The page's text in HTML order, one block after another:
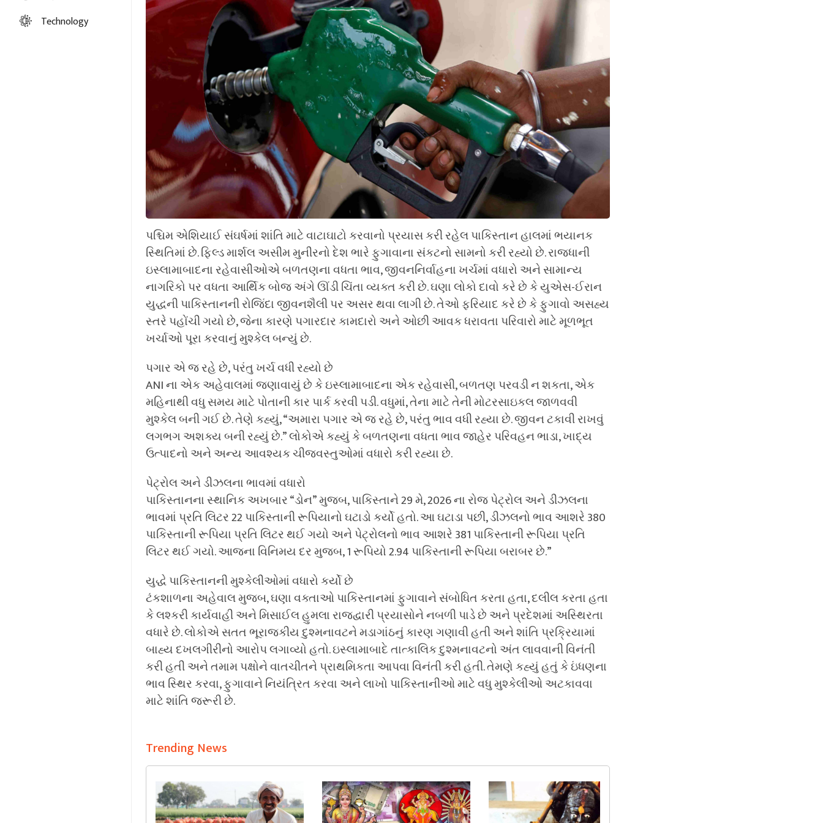
Technology
પશ્ચિમ એશિયાઈ સંઘર્ષમાં શાંતિ માટે વાટાઘાટો કરવાનો પ્રયાસ કરી રહેલ પાકિસ્તાન હાલમાં ભયાનક
સ્થિતિમાં છે. ફિલ્ડ માર્શલ અસીમ મુનીરનો દેશ ભારે ફુગાવાના સંકટનો સામનો કરી રહ્યો છે. રાજધાની
ઇસ્લામાબાદના રહેવાસીઓએ બળતણના વધતા ભાવ, જીવનનિર્વાહના ખર્ચમાં વધારો અને સામાન્ય
નાગરિકો પર વધતા આર્થિક બોજ અંગે ઊંડી ચિંતા વ્યક્ત કરી છે. ઘણા લોકો દાવો કરે છે કે યુએસ-ઈરાન
યુદ્ધની પાકિસ્તાનની રોજિંદા જીવનશૈલી પર અસર થવા લાગી છે. તેઓ ફરિયાદ કરે છે કે ફુગાવો અસહ્ય
સ્તરે પહોંચી ગયો છે, જેના કારણે પગારદાર કામદારો અને ઓછી આવક ધરાવતા પરિવારો માટે મૂળભૂત
ખર્ચાઓ પૂરા કરવાનું મુશ્કેલ બન્યું છે.
પગાર એ જ રહે છે, પરંતુ ખર્ચ વધી રહ્યો છે
ANI ના એક અહેવાલમાં જણાવાયું છે કે ઇસ્લામાબાદના એક રહેવાસી, બળતણ પરવડી ન શકતા, એક
મહિનાથી વધુ સમય માટે પોતાની કાર પાર્ક કરવી પડી. વધુમાં, તેના માટે તેની મોટરસાઇકલ જાળવવી
મુશ્કેલ બની ગઈ છે. તેણે કહ્યું, “અમારા પગાર એ જ રહે છે, પરંતુ ભાવ વધી રહ્યા છે. જીવન ટકાવી રાખવું
લગભગ અશક્ય બની રહ્યું છે.” લોકોએ કહ્યું કે બળતણના વધતા ભાવ જાહેર પરિવહન ભાડા, ખાદ્ય
ઉત્પાદનો અને અન્ય આવશ્યક ચીજવસ્તુઓમાં વધારો કરી રહ્યા છે.
પેટ્રોલ અને ડીઝલના ભાવમાં વધારો
પાકિસ્તાનના સ્થાનિક અખબાર “ડોન” મુજબ, પાકિસ્તાને 29 મે, 2026 ના રોજ પેટ્રોલ અને ડીઝલના
ભાવમાં પ્રતિ લિટર 22 પાકિસ્તાની રૂપિયાનો ઘટાડો કર્યો હતો. આ ઘટાડા પછી, ડીઝલનો ભાવ આશરે 380
પાકિસ્તાની રૂપિયા પ્રતિ લિટર થઈ ગયો અને પેટ્રોલનો ભાવ આશરે 381 પાકિસ્તાની રૂપિયા પ્રતિ
લિટર થઈ ગયો. આજના વિનિમય દર મુજબ, 1 રૂપિયો 2.94 પાકિસ્તાની રૂપિયા બરાબર છે.”
યુદ્ધે પાકિસ્તાનની મુશ્કેલીઓમાં વધારો કર્યો છે
ટંકશાળના અહેવાલ મુજબ, ઘણા વક્તાઓ પાકિસ્તાનમાં ફુગાવાને સંબોધિત કરતા હતા, દલીલ કરતા હતા
કે લશ્કરી કાર્યવાહી અને મિસાઈલ હુમલા રાજદ્વારી પ્રયાસોને નબળી પાડે છે અને પ્રદેશમાં અસ્થિરતા
વધારે છે. લોકોએ સતત ભૂરાજકીય દુશ્મનાવટને મડાગાંઠનું કારણ ગણાવી હતી અને શાંતિ પ્રક્રિયામાં
બાહ્ય દખલગીરીનો આરોપ લગાવ્યો હતો. ઇસ્લામાબાદે તાત્કાલિક દુશ્મનાવટનો અંત લાવવાની વિનંતી
કરી હતી અને તમામ પક્ષોને વાતચીતને પ્રાથમિકતા આપવા વિનંતી કરી હતી. તેમણે કહ્યું હતું કે ઇંધણના
ભાવ સ્થિર કરવા, ફુગાવાને નિયંત્રિત કરવા અને લાખો પાકિસ્તાનીઓ માટે વધુ મુશ્કેલીઓ અટકાવવા
માટે શાંતિ જરૂરી છે.
Trending News